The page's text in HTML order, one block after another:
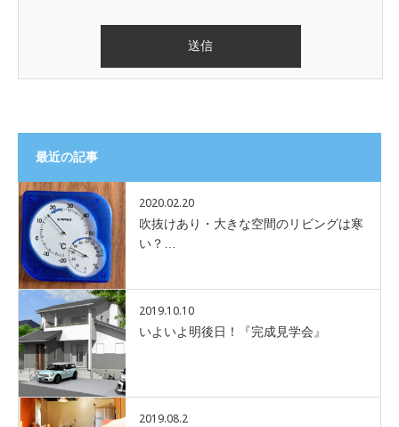
最近の記事
2020.02.20
吹抜けあり・大きな空間のリビングは寒
い？…
2019.10.10
いよいよ明後日！『完成見学会』
2019.08.2